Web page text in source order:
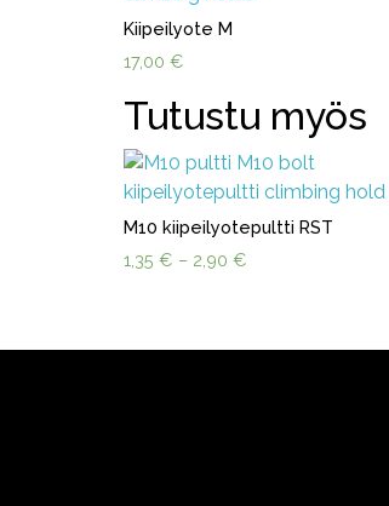
Kiipeilyote M
17,00 €
Tutustu myös
M10 kiipeilyotepultti RST
1,35 € – 2,90 €